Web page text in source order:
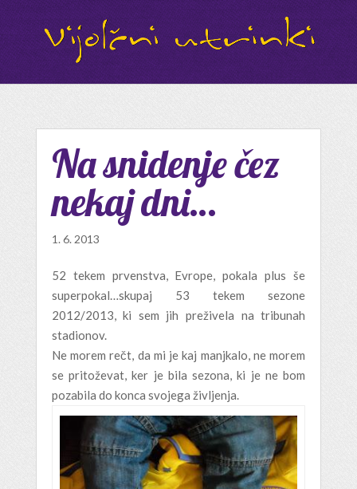
Na snidenje čez
nekaj dni…
1. 6. 2013
52 tekem prvenstva, Evrope, pokala plus še
superpokal…skupaj 53 tekem sezone
2012/2013, ki sem jih preživela na tribunah
stadionov.
Ne morem rečt, da mi je kaj manjkalo, ne morem
se pritoževat, ker je bila sezona, ki je ne bom
pozabila do konca svojega življenja.